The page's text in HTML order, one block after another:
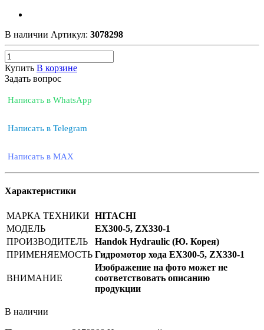
В наличии Артикул: 3078298
Купить В корзине
Задать вопрос
Написать в WhatsApp
Написать в Telegram
Написать в MAX
Характеристики
МАРКА ТЕХНИКИ HITACHI
МОДЕЛЬ
EX300-5, ZX330-1
ПРОИЗВОДИТЕЛЬ
Handok Hydraulic (Ю. Корея)
ПРИМЕНЯЕМОСТЬ Гидромотор хода EX300-5, ZX330-1
ВНИМАНИЕ
Изображение на фото может не
соответствовать описанию
продукции
В наличии